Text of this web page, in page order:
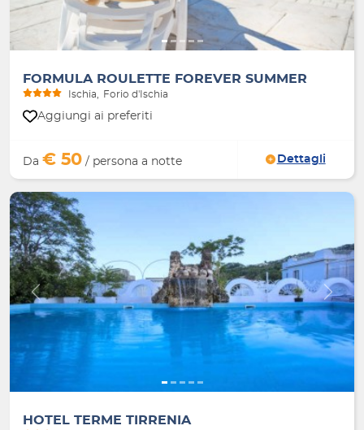
FORMULA ROULETTE FOREVER SUMMER
Ischia Forio d'Ischia
Aggiungi ai preferiti
Da € 50 / persona a notte Dettagli
Indietro Avanti
HOTEL TERME TIRRENIA